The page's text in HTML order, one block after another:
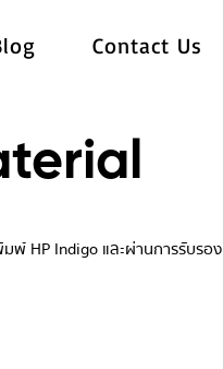
Contact Us
HP Indigo และผ่านการรับรอง